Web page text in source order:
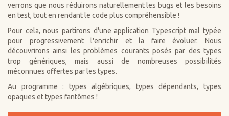
verrons que nous réduirons naturellement les bugs et les besoins
en test, tout en rendant le code plus compréhensible !
Pour cela, nous partirons d'une application Typescript mal typée
pour progressivement l'enrichir et la faire évoluer. Nous
découvrirons ainsi les problèmes courants posés par des types
trop génériques, mais aussi de nombreuses possibilités
méconnues offertes par les types.
Au programme : types algébriques, types dépendants, types
opaques et types fantômes !